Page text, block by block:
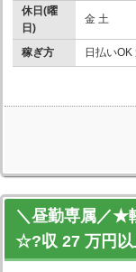
休日(曜
日)
金 土
稼ぎ方 日払い
＼昼勤専属／★
☆?収 27 万円以